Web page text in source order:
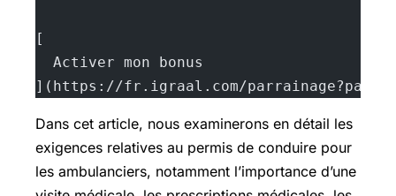
[
  Activer mon bonus
](https://fr.igraal.com/
Dans cet article, nous examinerons en détail les
exigences relatives au permis de conduire pour
les ambulanciers, notamment l’importance d’une